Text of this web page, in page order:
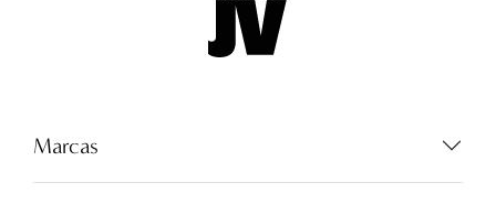
Marcas